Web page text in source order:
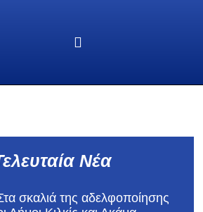
Νέα
σκαλιά της αδελφοποίησης